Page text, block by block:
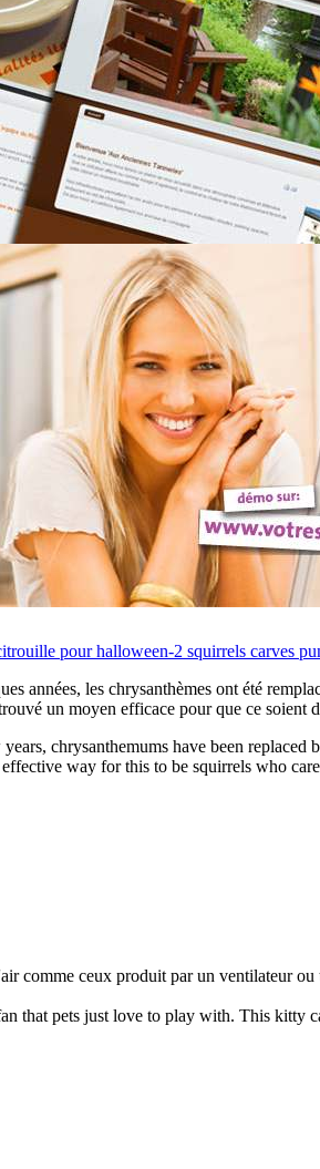
un mirroir n'est pas à la porté de tous...
cherchant le contact, ou bien
mirror is not within the reach of all ...
une caméra à un bâton, et jeter la à
camera, in this case a GoPro HD, to a
creusent une citrouille
années, les chrysanthèmes ont été
un moyen efficace pour que ce soient
chrysanthemums have been
way for this to be squirrels who
comme ceux produit par un ventilateur
that pets just love to play with. This kitty